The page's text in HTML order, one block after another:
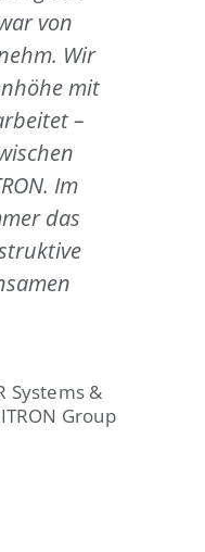
von
Wir
mit
–
Im
das
Systems &
Group